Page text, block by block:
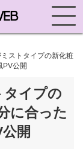
ミストタイプの新化粧
PV公開
タイプの
に合った
開